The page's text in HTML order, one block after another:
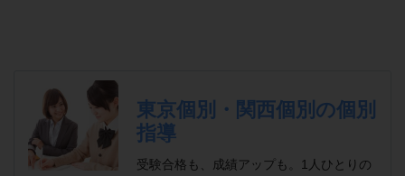
東京個別・関西個別の個別
指導
受験合格も、成績アップも。1人ひとりの